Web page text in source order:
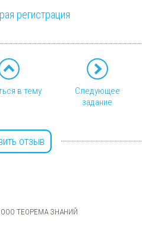
регистрация
в тему
Следующее
задание
отзыв
ТЕОРЕМА ЗНАНИЙ